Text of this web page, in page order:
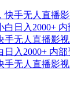
手无人直播影
入2000+ 内部
手无人直播影